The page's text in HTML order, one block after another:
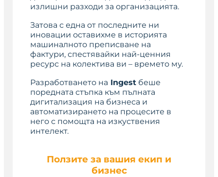
излишни разходи за организацията.
Затова с една от последните ни
иновации оставихме в историята
машиналното преписване на
фактури, спестявайки най-ценния
ресурс на колектива ви – времето му.
Разработването на Ingest беше
поредната стъпка към пълната
дигитализация на бизнеса и
автоматизирането на процесите в
него с помощта на изкуствения
интелект.
Ползите за вашия екип и
бизнес